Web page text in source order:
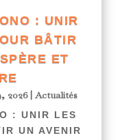
: UNIR
BÂTIR
ET
2026|Actualités
: UNIR LES
UN AVENIR